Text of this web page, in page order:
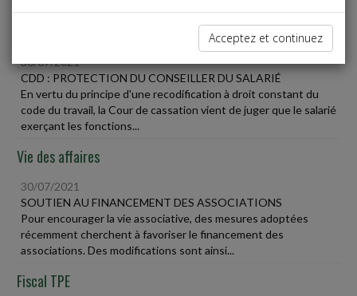
30/07/2021
CDD : PROTECTION DU CONSEILLER DU SALARIÉ
En vertu du principe d'une recodification à droit constant du
code du travail, la Cour de cassation vient de juger que le salarié
exerçant les fonctions...
Vie des affaires
30/07/2021
SOUTIEN AU FINANCEMENT DES ASSOCIATIONS
Pour encourager la vie associative, des mesures adoptées
récemment cherchent à favoriser le financement des
associations. Des modifications sont ainsi...
Fiscal TPE
Acceptez et continuez